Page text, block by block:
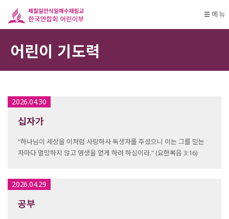
메뉴
어린이 기도력
2026.04.30
십자가
"하나님이 세상을 이처럼 사랑하사 독생자를 주셨으니 이는 그를 믿는
자마다 멸망하지 않고 영생을 얻게 하려 하심이라." (요한복음 3:16)
2026.04.29
공부